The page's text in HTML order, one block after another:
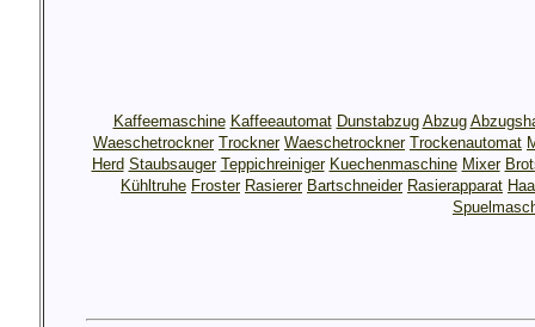
Kaffeemaschine Kaffeeautomat Dunstabzug Abzug
Waeschetrockner Trockner Waeschetrockner Trockenautomat
Herd Staubsauger Teppichreiniger Kuechenmaschine Mixer
Kühltruhe Froster Rasierer Bartschneider Rasierapparat